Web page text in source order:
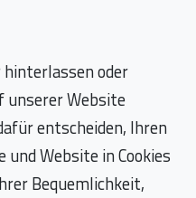
oder
unserer Website
entscheiden, Ihren
Website in Cookies
Bequemlichkeit,